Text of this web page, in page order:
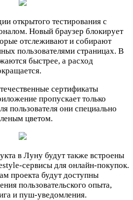
открытого тестирования с
Новый браузер блокирует
отслеживают и собирают
пользователями страницах. В
быстрее, а расход
сертификаты
пропускает только
пользователя они специально
цветом.
в Луну будут также встроены
сервисы для онлайн-покупок.
проекта будут доступны
пользовательского опыта,
и пуш-уведомления.